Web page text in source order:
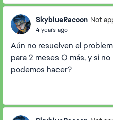
SkyblueRacoon Not
4 years ago
Aún no resuelven el
para 2 meses O más, y si
podemos hacer?